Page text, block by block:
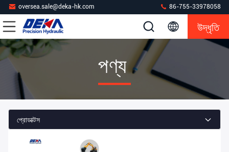
oversea.sale@deka-hk.com 86-755-33978058
উদ্ধৃতি
পণ্য
প্রোডাক্টস